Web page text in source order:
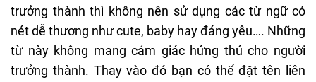
trưởng thành thì không nên sử dụng các từ ngữ có
nét dễ thương như cute, baby hay đáng yêu…. Những
từ này không mang cảm giác hứng thú cho người
trưởng thành. Thay vào đó bạn có thể đặt tên liên